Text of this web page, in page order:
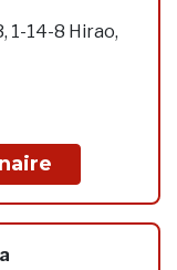
1-14-8 Hirao,